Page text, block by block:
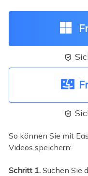


So können Sie mit
Videos speichern:
Schritt 1.Suchen Sie